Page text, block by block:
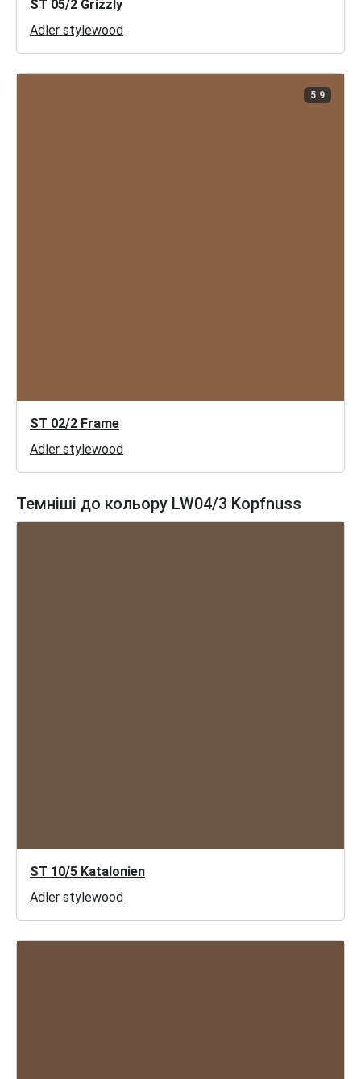
ST 05/2 Grizzly
Adler stylewood
5.9
ST 02/2 Frame
Adler stylewood
Темніші до кольору LW04/3 Kopfnuss
ST 10/5 Katalonien
Adler stylewood